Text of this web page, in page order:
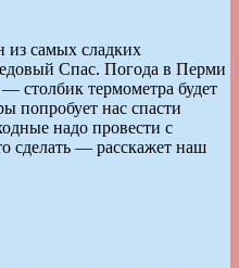
из самых сладких
Спас. Погода в Перми
столбик термометра будет
попробует нас спасти
надо провести с
сделать — расскажет наш